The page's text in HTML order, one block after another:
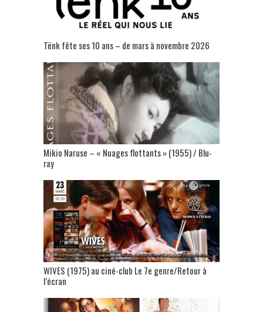
Tënk fête ses 10 ans – de mars à novembre 2026
Mikio Naruse – « Nuages flottants » (1955) / Blu-
ray
WIVES (1975) au ciné-club Le 7e genre/Retour à
l’écran